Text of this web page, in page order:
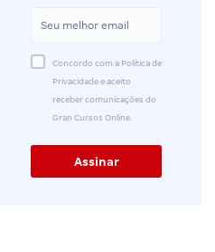
Concordo com a Política de
Privacidade e aceito
receber comunicações do
Gran Cursos Online.